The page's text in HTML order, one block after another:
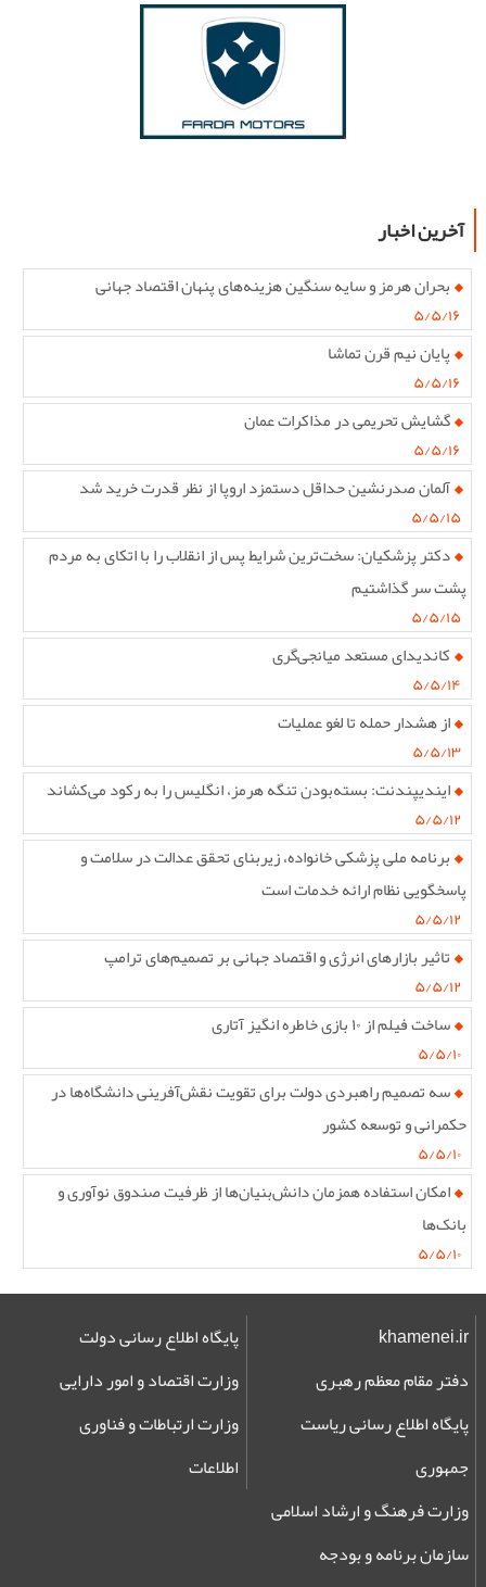
آخرین اخبار
بحران هرمز و سایه سنگین هزینه‌های پنهان اقتصاد جهانی
۵/۵/۱۶
پایان نیم قرن تماشا
۵/۵/۱۶
گشایش تحریمی در مذاکرات عمان
۵/۵/۱۶
آلمان صدرنشین حداقل دستمزد اروپا از نظر قدرت خرید شد
۵/۵/۱۵
دکتر پزشکیان: سخت‌ترین شرایط پس از انقلاب را با اتکای به مردم
پشت سر گذاشتیم
۵/۵/۱۵
کاندیدای مستعد میانجی‌گری
۵/۵/۱۴
از هشدار حمله تا لغو عملیات
۵/۵/۱۳
ایندیپندنت: بسته‌بودن تنگه هرمز، انگلیس را به رکود می‌کشاند
۵/۵/۱۲
برنامه ملی پزشکی خانواده، زیربنای تحقق عدالت در سلامت و
پاسخگویی نظام ارائه خدمات است
۵/۵/۱۲
تاثیر بازارهای انرژی و اقتصاد جهانی بر تصمیم‌های ترامپ
۵/۵/۱۲
ساخت فیلم از ۱۰ بازی خاطره انگیز آتاری
۵/۵/۱۰
سه تصمیم راهبردی دولت برای تقویت نقش‌آفرینی دانشگاه‌ها در
حکمرانی و توسعه کشور
۵/۵/۱۰
امکان استفاده همزمان دانش‌بنیان‌ها از ظرفیت صندوق نوآوری و
بانک‌ها
۵/۵/۱۰
khamenei.ir
دفتر مقام معظم رهبری
پایگاه اطلاع رسانی ریاست
جمهوری
پایگاه اطلاع رسانی دولت
وزارت اقتصاد و امور دارایی
وزارت ارتباطات و فناوری
اطلاعات
وزارت فرهنگ و ارشاد اسلامی
سازمان برنامه و بودجه